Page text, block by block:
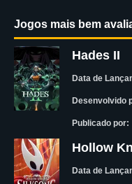
Jogos mais bem
Hades II
Data de
Desenvolvido
Publicado por:
Hollow
Data de